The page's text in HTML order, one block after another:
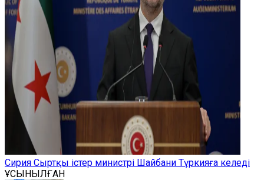
Сирия Сыртқы істер министрі Шайбани Түркияға келеді
ҰСЫНЫЛҒАН